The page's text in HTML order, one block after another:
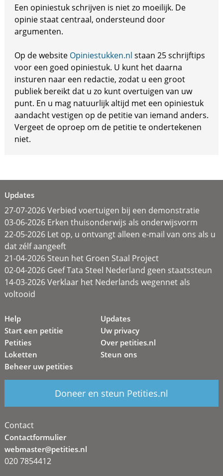
Een opiniestuk schrijven is niet zo moeilijk. De
opinie staat centraal, ondersteund door
argumenten.
Op de website Opiniestukken.nl staan 25 schrijftips
voor een goed opiniestuk. U kunt het daarna
insturen naar een redactie, zodat u een groot
publiek bereikt dat u zo kunt overtuigen van uw
punt. En u mag natuurlijk altijd met een opiniestuk
aandacht vestigen op de petitie van iemand anders.
Vergeet de oproep om de petitie te ondertekenen
niet.
Updates
27-07-2026 Verbied voertuigen bij een demonstratie
03-06-2026 Erken thuisonderwijs als onderwijsvorm
22-05-2026 Let op, u ontvangt alleen e-mail van ons als u
dat zélf aangeeft
21-04-2026 Steun het Groen Staal Project
02-04-2026 Geef Tata Steel Nederland geen staatssteun
14-03-2026 Verklaar het Nederlands wegennet als
voltooid
Help
Start een petitie
Petities
Loketten
Beheer uw petities
Updates
Uw privacy
Over petities.nl
Steun ons
Doneer en steun Petities.nl
Contact
Contactformulier
webmaster@petities.nl
020 7854412